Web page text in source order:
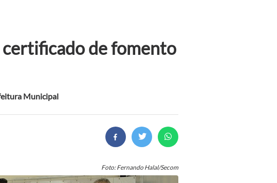
de fomento
Municipal
Foto: Fernando Halal/Secom